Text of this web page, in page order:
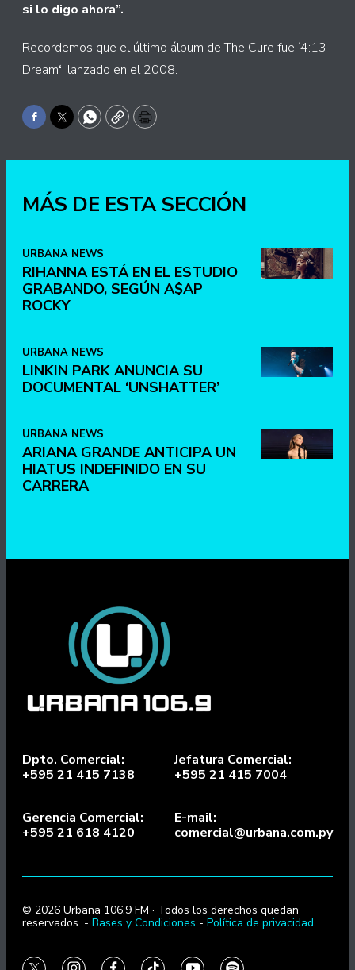
si lo digo ahora”.
Recordemos que el último álbum de The Cure fue ‘4:13
Dream‘, lanzado en el 2008.
Facebook
TwitterWhatsApp
CopyPrint
MÁS DE ESTA SECCIÓN
URBANA NEWS
RIHANNA ESTÁ EN EL ESTUDIO
GRABANDO, SEGÚN A$AP
ROCKY
URBANA NEWS
LINKIN PARK ANUNCIA SU
DOCUMENTAL ‘UNSHATTER’
URBANA NEWS
ARIANA GRANDE ANTICIPA UN
HIATUS INDEFINIDO EN SU
CARRERA
Dpto. Comercial:
+595 21 415 7138
Jefatura Comercial:
+595 21 415 7004
Gerencia Comercial:
+595 21 618 4120
E-mail:
comercial@urbana.com.py
© 2026 Urbana 106.9 FM · Todos los derechos quedan
reservados. - Bases y Condiciones - Política de privacidad